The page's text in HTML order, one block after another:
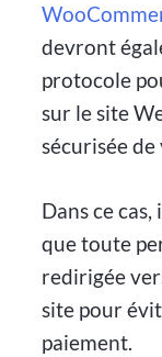
devront
protocole
sur le site
sécurisée
Dans ce
que toute
redirigée
site pour
paiement.